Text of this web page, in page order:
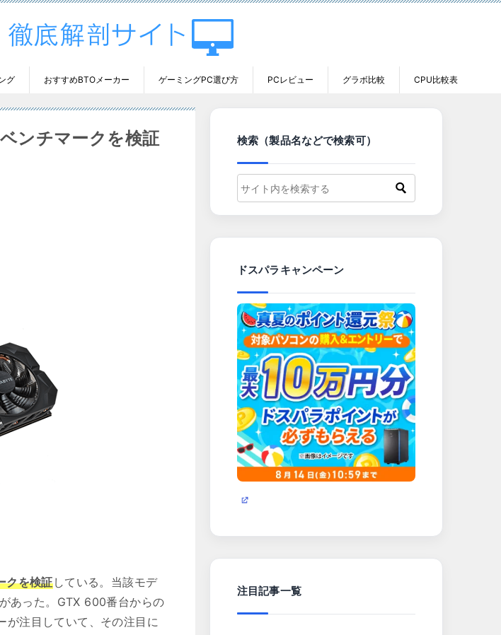
グ おすすめBTOメーカー ゲーミングPC選び方 PCレビュー グラボ比較 CPU比較表
ンチマークを検証
クを検証している。当該モデ
あった。GTX 600番台からの
が注目していて、その注目に
検索（製品名などで検索可）
ドスパラキャンペーン
注目記事一覧